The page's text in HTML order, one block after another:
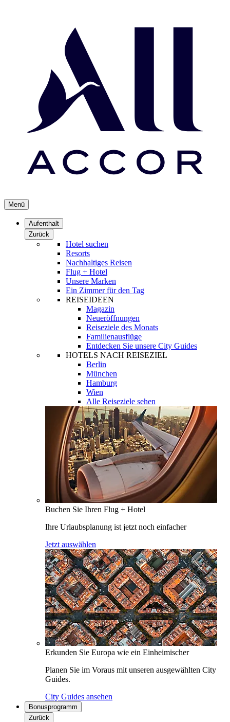
Menü
Aufenthalt
Zurück
Hotel suchen
Resorts
Nachhaltiges Reisen
Flug + Hotel
Unsere Marken
Ein Zimmer für den Tag
REISEIDEEN
Magazin
Neueröffnungen
Reiseziele des Monats
Familienausflüge
Entdecken Sie unsere City Guides
HOTELS NACH REISEZIEL
Berlin
München
Hamburg
Wien
Alle Reiseziele sehen
Buchen Sie Ihren Flug + Hotel
Ihre Urlaubsplanung ist jetzt noch einfacher
Jetzt auswählen
Erkunden Sie Europa wie ein Einheimischer
Planen Sie im Voraus mit unseren ausgewählten City
Guides.
City Guides ansehen
Bonusprogramm
Zurück